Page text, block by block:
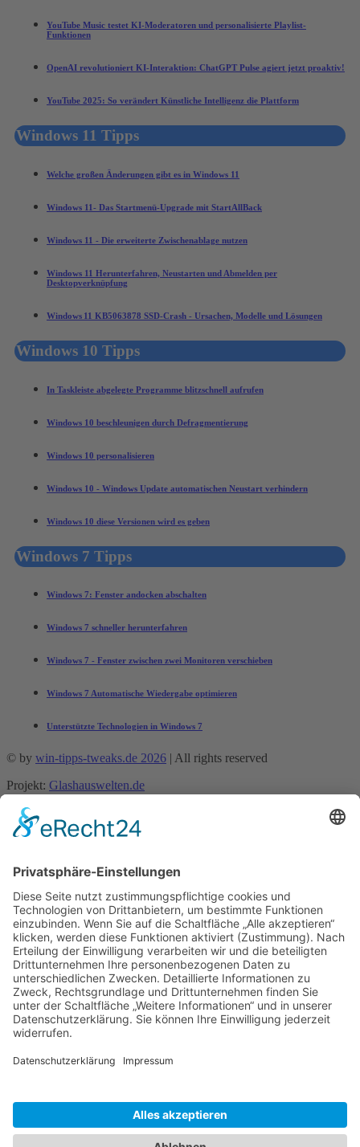
YouTube Music testet KI-Moderatoren und personalisierte Playlist-
Funktionen
OpenAI revolutioniert KI-Interaktion: ChatGPT Pulse agiert jetzt proaktiv!
YouTube 2025: So verändert Künstliche Intelligenz die Plattform
Windows 11 Tipps
Welche großen Änderungen gibt es in Windows 11
Windows 11- Das Startmenü-Upgrade mit StartAllBack
Windows 11 - Die erweiterte Zwischenablage nutzen
Windows 11 Herunterfahren, Neustarten und Abmelden per
Desktopverknüpfung
Windows 11 KB5063878 SSD-Crash - Ursachen, Modelle und Lösungen
Windows 10 Tipps
In Taskleiste abgelegte Programme blitzschnell aufrufen
Windows 10 beschleunigen durch Defragmentierung
Windows 10 personalisieren
Windows 10 - Windows Update automatischen Neustart verhindern
Windows 10 diese Versionen wird es geben
Windows 7 Tipps
Windows 7: Fenster andocken abschalten
Windows 7 schneller herunterfahren
Windows 7 - Fenster zwischen zwei Monitoren verschieben
Windows 7 Automatische Wiedergabe optimieren
Unterstützte Technologien in Windows 7
© by win-tipps-tweaks.de 2026 | All rights reserved
Projekt: Glashauswelten.de
Mobile Menu Toggle
Excel
Outlook
Powerpoint
Allgemein
Künstliche Intelligenz
Gemini
ChatGPT
Windows 11 Tipps Tricks
Windows 10 Tipps
Windows 8 Tipps
Windows 7 Tipps
Windows 7 Tricks
Fritzbox-Tipps
Praxistipps